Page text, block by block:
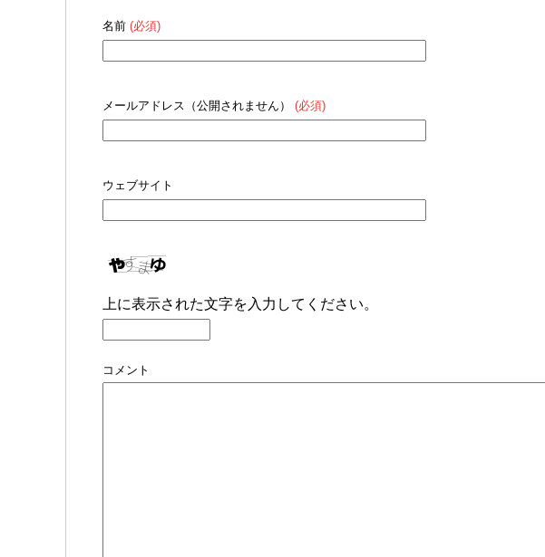
名前 (必須)
メールアドレス（公開されません） (必須)
ウェブサイト
上に表示された文字を入力してください。
コメント